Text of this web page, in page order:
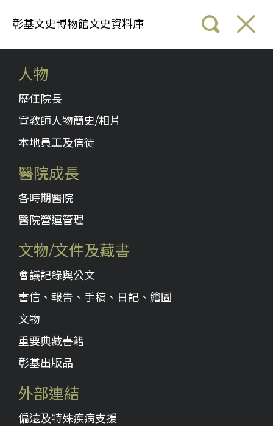
彰基文史博物館文史資料庫
人物
歷任院長
宣教師人物簡史/相片
本地員工及信徒
醫院成長
各時期醫院
醫院營運管理
文物/文件及藏書
會議記錄與公文
書信、報告、手稿、日記、繪圖
文物
重要典藏書籍
彰基出版品
外部連結
偏遠及特殊疾病支援